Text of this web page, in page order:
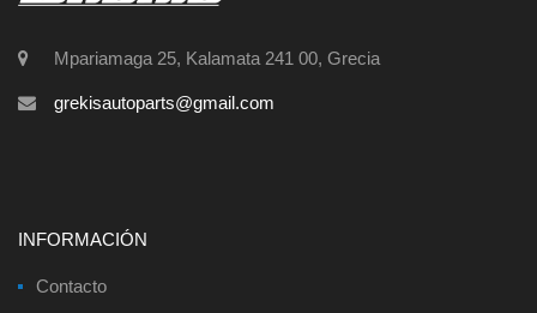
Mpariamaga 25, Kalamata 241 00, Grecia
grekisautoparts@gmail.com
INFORMACIÓN
Contacto